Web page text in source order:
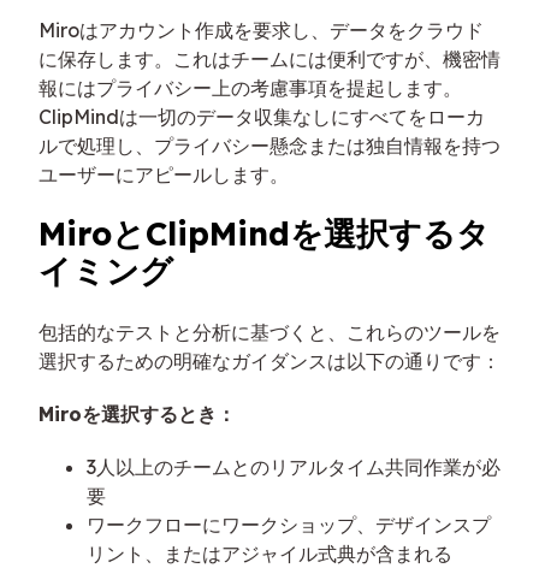
Miroはアカウント作成を要求し、データをクラウド
に保存します。これはチームには便利ですが、機密情
報にはプライバシー上の考慮事項を提起します。
ClipMindは一切のデータ収集なしにすべてをローカ
ルで処理し、プライバシー懸念または独自情報を持つ
ユーザーにアピールします。
MiroとClipMindを選択するタ
イミング
包括的なテストと分析に基づくと、これらのツールを
選択するための明確なガイダンスは以下の通りです：
Miroを選択するとき：
3人以上のチームとのリアルタイム共同作業が必
要
ワークフローにワークショップ、デザインスプ
リント、またはアジャイル式典が含まれる